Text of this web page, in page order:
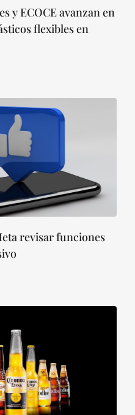
y ECOCE avanzan en
flexibles en
revisar funciones